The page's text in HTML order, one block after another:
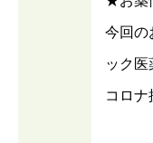
今回の
ック医
コロナ